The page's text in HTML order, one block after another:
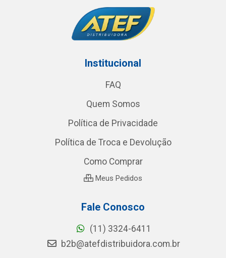
Institucional
FAQ
Quem Somos
Política de Privacidade
Política de Troca e Devolução
Como Comprar
Meus Pedidos
Fale Conosco
(11) 3324-6411
b2b@atefdistribuidora.com.br